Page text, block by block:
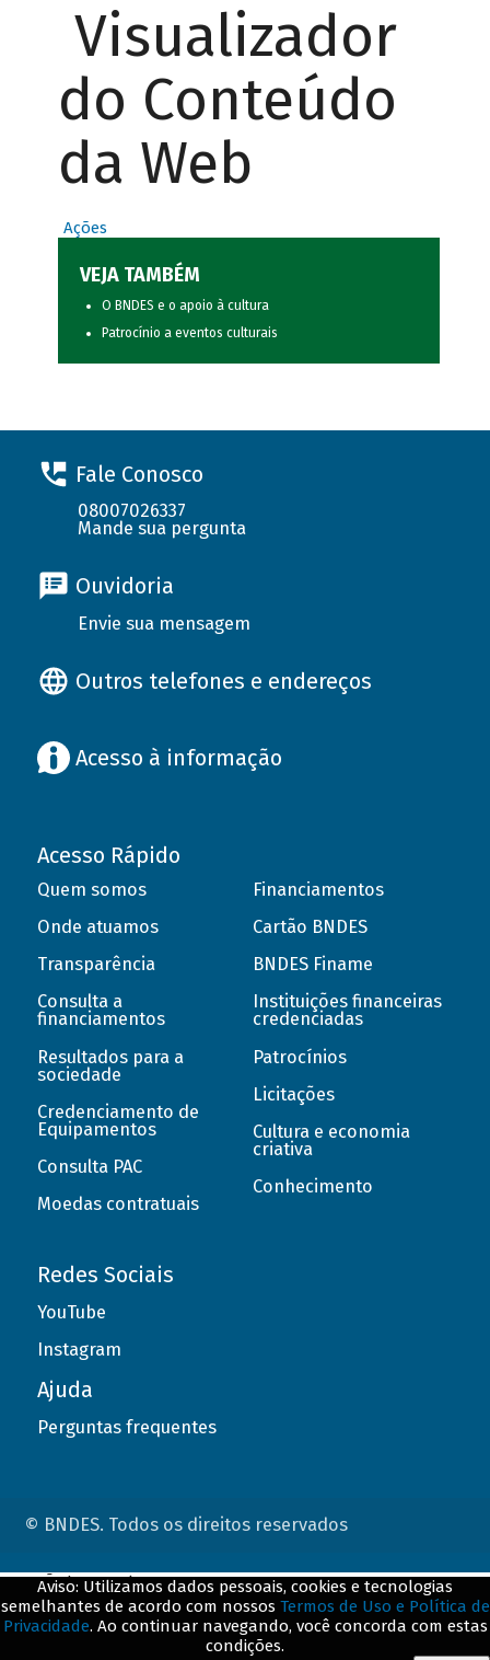
Visualizador
do Conteúdo
da Web
Ações
VEJA TAMBÉM
O BNDES e o apoio à cultura
Patrocínio a eventos culturais
Fale Conosco
08007026337
Mande sua pergunta
Ouvidoria
Envie sua mensagem
Outros telefones e endereços
Acesso à informação
Acesso Rápido
Quem somos
Onde atuamos
Transparência
Consulta a
financiamentos
Resultados para a
sociedade
Credenciamento de
Equipamentos
Consulta PAC
Moedas contratuais
Financiamentos
Cartão BNDES
BNDES Finame
Instituições financeiras
credenciadas
Patrocínios
Licitações
Cultura e economia
criativa
Conhecimento
Redes Sociais
YouTube
Instagram
Ajuda
Perguntas frequentes
© BNDES. Todos os direitos reservados
Aviso: Utilizamos dados pessoais, cookies e tecnologias
semelhantes de acordo com nossos Termos de Uso e Política de
Privacidade. Ao continuar navegando, você concorda com estas
condições.
ConteÃºdo complementar
${title}${badge}